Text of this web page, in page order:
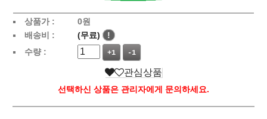
상품가 : 0원
배송비 :
(무료)
!
수량 :
+1 -1
관심상품
선택하신 상품은 관리자에게 문의하세요.